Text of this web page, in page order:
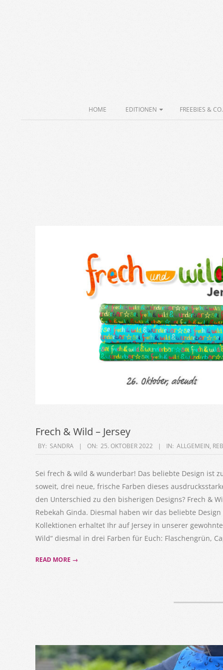
Navigation
HOME EDITIONEN FREEBIES & CO.
Frech & Wild – Jersey
2022-
25
BY: SANDRA ON: 25. OKTOBER 2022 IN: ALLGEMEIN,
Sei frech & wild & wunderbar! Das beliebte Design ist
soweit, drei neue, frische Farben dieses
den Unterschied zu den bisherigen Designs? Frech &
Rebekah Ginda. Diesmal haben wir das beliebte
Kollektionen erhaltet Ihr auf Jersey in unserer
Wild“ diesmal in drei Farben für Euch: Flaschengrün,
READ MORE →